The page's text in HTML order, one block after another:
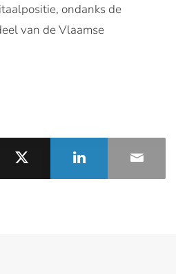
ondanks de
van de Vlaamse